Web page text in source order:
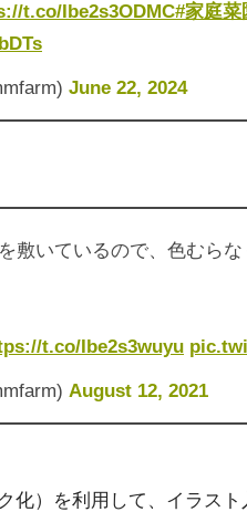
t.co/Ibe2s3ODMC#家庭菜
June 22, 2024
敷いているので、色むら
t.co/Ibe2s3wuyu
August 12, 2021
化）を利用して、イラスト